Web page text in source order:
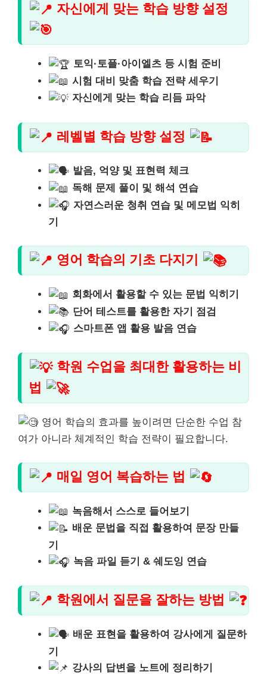
자신에게 맞는 학습 방향 설정
토익·토플·아이엘츠 등 시험 준비
시험 대비 맞춤 학습 전략 세우기
자신에게 맞는 학습 리듬 파악
레벨별 학습 방향 설정
발음, 억양 및 표현력 체크
독해 문제 풀이 및 해석 연습
자연스러운 청취 연습 및 메모법 익히
기
영어 학습의 기초 다지기
회화에서 활용할 수 있는 문법 익히기
단어 테스트를 활용한 자기 점검
스마트폰 앱 활용 발음 연습
학원 수업을 최대한 활용하는 비
법
영어 학습의 효과를 높이려면 단순한 수업 참
여가 아니라 체계적인 학습 전략이 필요합니다.
매일 영어 복습하는 법
녹음해서 스스로 들어보기
배운 문법을 직접 활용하여 문장 만들
기
녹음 파일 듣기 & 쉐도잉 연습
학원에서 질문을 잘하는 방법
배운 표현을 활용하여 강사에게 질문하
기
강사의 답변을 노트에 정리하기